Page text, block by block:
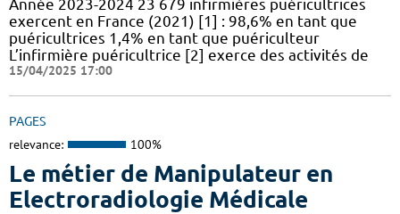
Année 2023-2024 23 679 infirmières puéricultrices
exercent en France (2021) [1] : 98,6% en tant que
puéricultrices 1,4% en tant que puériculteur
L’infirmière puéricultrice [2] exerce des activités de
15/04/2025 17:00
PAGES
relevance: 100%
Le métier de Manipulateur en
Electroradiologie Médicale